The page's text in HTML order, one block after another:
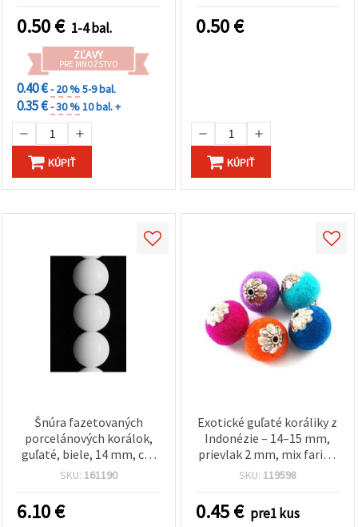
0.50€ 1-4 bal.
ZĽAVY
PRE MNOŽSTVO
0.40 €- 20 %5-9 bal.
0.35 €- 30 %10 bal. +
KÚPIŤ
0.50€
KÚPIŤ
Šnúra fazetovaných
porcelánových korálok,
guľaté, biele, 14 mm, cca
28 ks
SKU: 161190
6.10€
Exotické guľaté koráliky z
Indonézie – 14–15 mm,
prievlak 2 mm, mix farieb
– ideálne na výrazné
DIY tvorenie
SKU: 119598
0.45€ pre1 kus